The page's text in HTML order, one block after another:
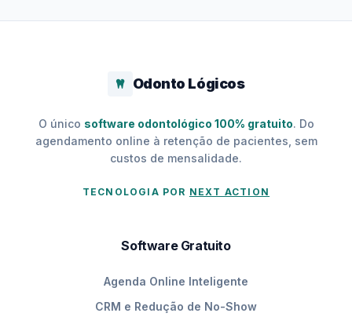
Odonto Lógicos
O único software odontológico 100% gratuito. Do
agendamento online à retenção de pacientes, sem
custos de mensalidade.
TECNOLOGIA POR NEXT ACTION
Software Gratuito
Agenda Online Inteligente
CRM e Redução de No-Show